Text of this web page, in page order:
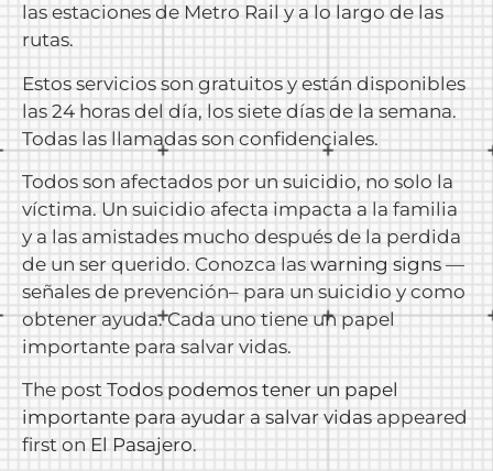
las estaciones de Metro Rail y a lo largo de las
rutas.
Estos servicios son gratuitos y están disponibles
las 24 horas del día, los siete días de la semana.
Todas las llamadas son confidenciales.
Todos son afectados por un suicidio, no solo la
víctima. Un suicidio afecta impacta a la familia
y a las amistades mucho después de la perdida
de un ser querido. Conozca las warning signs —
señales de prevención– para un suicidio y como
obtener ayuda. Cada uno tiene un papel
importante para salvar vidas.
The post Todos podemos tener un papel
importante para ayudar a salvar vidas appeared
first on El Pasajero.